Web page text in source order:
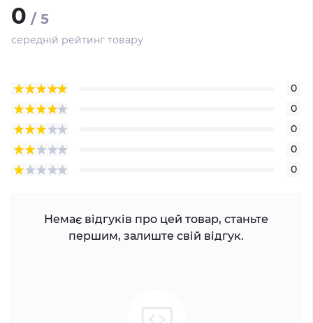
0 / 5
середній рейтинг товару
0
0
0
0
0
Немає відгуків про цей товар, станьте
першим, залиште свій відгук.